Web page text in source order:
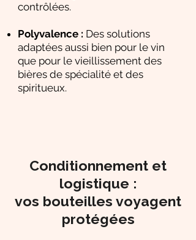
contrôlées.
Polyvalence : Des solutions
adaptées aussi bien pour le vin
que pour le vieillissement des
bières de spécialité et des
spiritueux.
Conditionnement et
logistique :
vos bouteilles voyagent
protégées